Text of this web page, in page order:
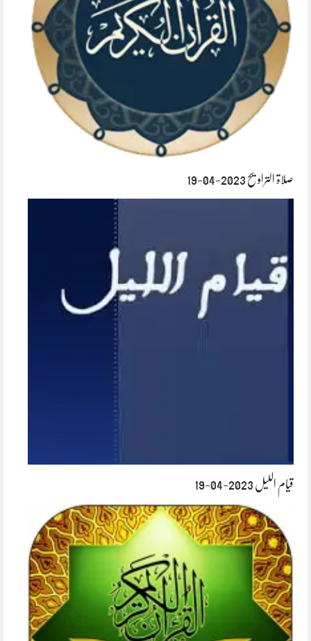
صلاۃ التراویح 2023-04-19
قیام اللیل 2023-04-19